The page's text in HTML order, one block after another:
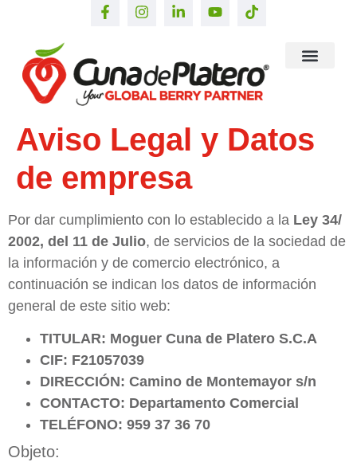
Aviso Legal y Datos
de empresa
Por dar cumplimiento con lo establecido a la Ley 34/
2002, del 11 de Julio, de servicios de la sociedad de
la información y de comercio electrónico, a
continuación se indican los datos de información
general de este sitio web:
TITULAR: Moguer Cuna de Platero S.C.A
CIF: F21057039
DIRECCIÓN: Camino de Montemayor s/n
CONTACTO: Departamento Comercial
TELÉFONO: 959 37 36 70
Objeto: